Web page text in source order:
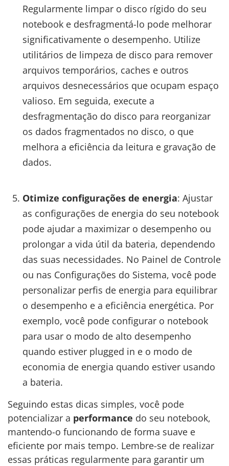
Regularmente limpar o disco rígido do seu
notebook e desfragmentá-lo pode melhorar
significativamente o desempenho. Utilize
utilitários de limpeza de disco para remover
arquivos temporários, caches e outros
arquivos desnecessários que ocupam espaço
valioso. Em seguida, execute a
desfragmentação do disco para reorganizar
os dados fragmentados no disco, o que
melhora a eficiência da leitura e gravação de
dados.
Otimize configurações de energia: Ajustar
as configurações de energia do seu notebook
pode ajudar a maximizar o desempenho ou
prolongar a vida útil da bateria, dependendo
das suas necessidades. No Painel de Controle
ou nas Configurações do Sistema, você pode
personalizar perfis de energia para equilibrar
o desempenho e a eficiência energética. Por
exemplo, você pode configurar o notebook
para usar o modo de alto desempenho
quando estiver plugged in e o modo de
economia de energia quando estiver usando
a bateria.
Seguindo estas dicas simples, você pode
potencializar a performance do seu notebook,
mantendo-o funcionando de forma suave e
eficiente por mais tempo. Lembre-se de realizar
essas práticas regularmente para garantir um